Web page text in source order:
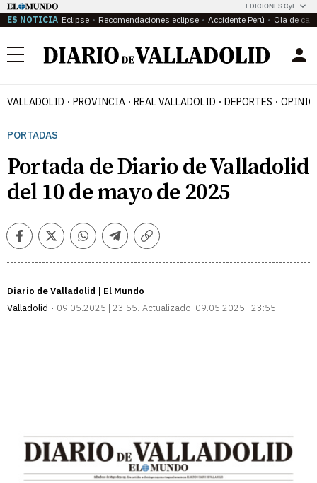
EDICIONES CyL
ES NOTICIA Eclipse Recomendaciones eclipse Accidente Perú Ola de
Menú
VALLADOLID PROVINCIA REAL VALLADOLID DEPORTES
PORTADAS
Portada de Diario de Valladolid
del 10 de mayo de 2025
FacebookTwitterWhatsappTelegramCopiar
Diario de Valladolid | El Mundo
Valladolid
09.05.2025 | 23:55 Actualizado: 09.05.2025 | 23:55